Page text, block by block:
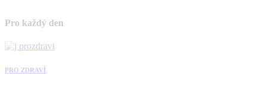
Pro každý den
PRO ZDRAVÍ